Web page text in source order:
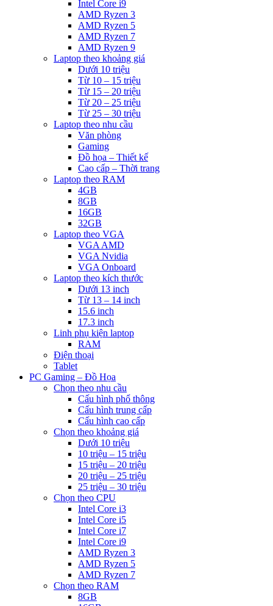
Intel Core i9
AMD Ryzen 3
AMD Ryzen 5
AMD Ryzen 7
AMD Ryzen 9
Laptop theo khoảng giá
Dưới 10 triệu
Từ 10 – 15 triệu
Từ 15 – 20 triệu
Từ 20 – 25 triệu
Từ 25 – 30 triệu
Laptop theo nhu cầu
Văn phòng
Gaming
Đồ họa – Thiết kế
Cao cấp – Thời trang
Laptop theo RAM
4GB
8GB
16GB
32GB
Laptop theo VGA
VGA AMD
VGA Nvidia
VGA Onboard
Laptop theo kích thước
Dưới 13 inch
Từ 13 – 14 inch
15.6 inch
17.3 inch
Linh phụ kiện laptop
RAM
Điện thoại
Tablet
PC Gaming – Đồ Họa
Chọn theo nhu cầu
Cấu hình phổ thông
Cấu hình trung cấp
Cấu hình cao cấp
Chọn theo khoảng giá
Dưới 10 triệu
10 triệu – 15 triệu
15 triệu – 20 triệu
20 triệu – 25 triệu
25 triệu – 30 triệu
Chọn theo CPU
Intel Core i3
Intel Core i5
Intel Core i7
Intel Core i9
AMD Ryzen 3
AMD Ryzen 5
AMD Ryzen 7
Chọn theo RAM
8GB